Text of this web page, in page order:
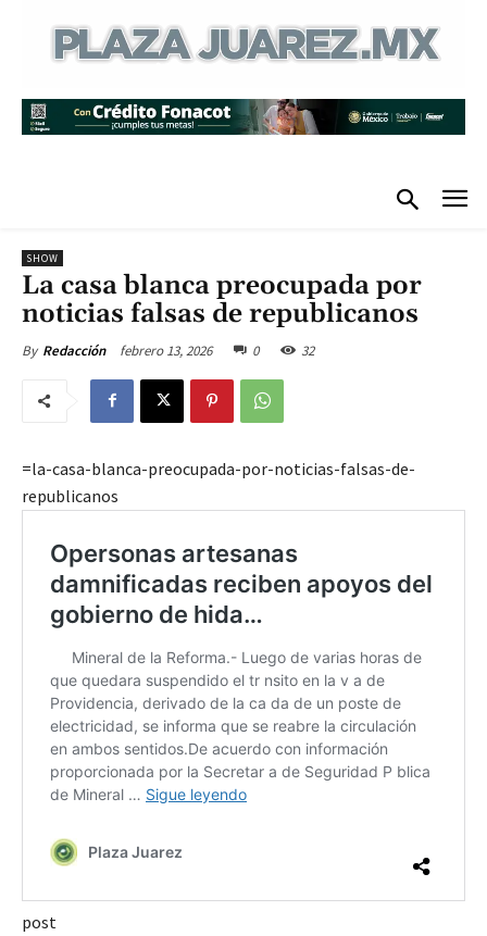
SHOW
La casa blanca preocupada por
noticias falsas de republicanos
By Redacción febrero 13, 2026 0 32
=la-casa-blanca-preocupada-por-noticias-falsas-de-
republicanos
post